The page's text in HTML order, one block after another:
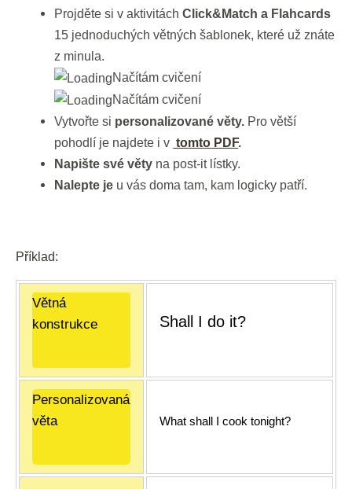
Projděte si v aktivitáchClick&Match a Flahcards
15 jednoduchých větných šablonek, které už znáte
z minula.
Načítám cvičení
Načítám cvičení
Vytvořte si personalizované věty. Pro větší
pohodlí je najdete i v tomto PDF.
Napište své věty na post-it lístky.
Nalepte je u vás doma tam, kam logicky patří.
Příklad:
Větná
konstrukce
Shall I do it?
Personalizovaná
věta
What shall I cook tonight?